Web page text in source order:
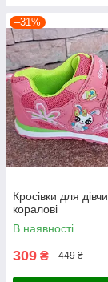
–31%
Кросівки для
коралові
В наявності
309 ₴ 449 ₴